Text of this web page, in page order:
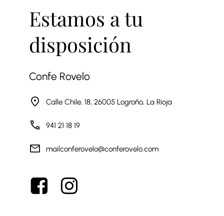
Estamos a tu
disposición
Confe Rovelo
Calle Chile, 18, 26005 Logroño, La Rioja
941 21 18 19
mailconferovelo@conferovelo.com